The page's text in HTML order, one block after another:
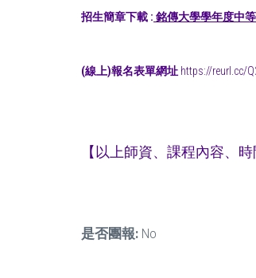
招生簡章下載 : 銘傳大學學年度中
(線上)報名表單網址 https://reurl.cc/
【以上師資、課程內容、
是否團報: No